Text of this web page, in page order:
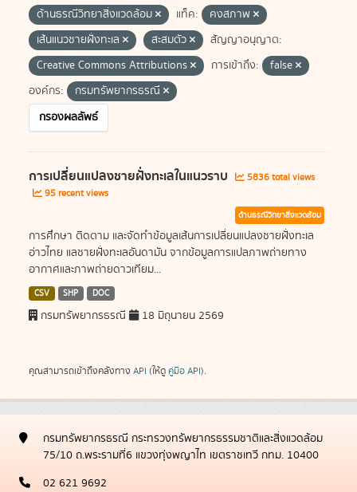
ด้านธรณีวิทยาสิ่งแวดล้อม
แท็ค:
คงสภาพ
เส้นแนวชายฝั่งทะเล
สะสมตัว
สัญญาอนุญาต:
Creative Commons Attributions
การเข้าถึง:
false
องค์กร:
กรมทรัพยากรธรณี
กรองผลลัพธ์
การเปลี่ยนแปลงชายฝั่งทะเลในแนวราบ
5836 total views
95 recent views
ด้านธรณีวิทยาสิ่งแวดล้อม
การศึกษา ติดตาม และจัดทำข้อมูลเส้นการเปลี่ยนแปลงชายฝั่งทะเล
อ่าวไทย แลชายฝั่งทะเลอันดามัน จากข้อมูลการแปลภาพถ่ายทาง
อากาศและภาพถ่ายดาวเทียม...
CSV SHP DOC
กรมทรัพยากรธรณี 18 มิถุนายน 2569
คุณสามารถเข้าถึงคลังทาง API (ให้ดู คู่มือ API).
กรมทรัพยากรธรณี กระทรวงทรัพยากรธรรมชาติและสิ่งแวดล้อม
75/10 ถ.พระรามที่6 แขวงทุ่งพญาไท เขตราชเทวี กทม. 10400
02 621 9692